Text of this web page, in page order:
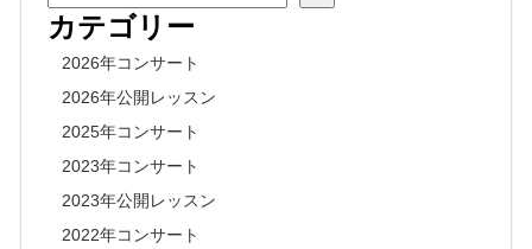
カテゴリー
2026年コンサート
2026年公開レッスン
2025年コンサート
2023年コンサート
2023年公開レッスン
2022年コンサート